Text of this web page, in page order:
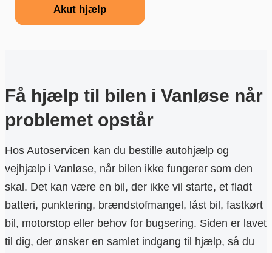
Akut hjælp
Få hjælp til bilen i Vanløse når
problemet opstår
Hos Autoservicen kan du bestille autohjælp og
vejhjælp i Vanløse, når bilen ikke fungerer som den
skal. Det kan være en bil, der ikke vil starte, et fladt
batteri, punktering, brændstofmangel, låst bil, fastkørt
bil, motorstop eller behov for bugsering. Siden er lavet
til dig, der ønsker en samlet indgang til hjælp, så du